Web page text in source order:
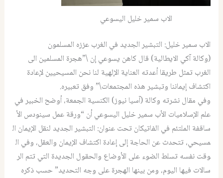
الاب سمير خليل اليسوعي
الاب سمير خليل: التبشير الجديد في الغرب عززه المسلمون
(وكالة آكي الايطالية) قال كاهن يسوعي إن \”هجرة المسلمين الى
الغرب تمثل طريقا أعدته العناية الإلهية لنا نحن المسيحيين لإعادة
اكتشاف إيماننا وتبشير هذه المجتمعات\” وفق تعبيره.
وفي مقال نشرته وكالة (آسيا نيوز) الكنسية الجمعة، أوضح الخبير في
علم الإسلاميات الأب سمير خليل اليسوعي أن “ورقة عمل سينودس الأ
ساقفة الملتئم في الفاتيكان تحت عنوان: التبشير الجديد لنقل الإيمان ال
مسيحي، تتحدث عن الحاجة إلى إعادة اكتشاف الإيمان والعقل، وفي ال
وقت نفسه تسلط الضوء على الأوضاع والحقول الجديدة التي تتم الر
سالات فيها اليوم، ومن بينها الهجرة على وجه التحديد” حسب ذكره